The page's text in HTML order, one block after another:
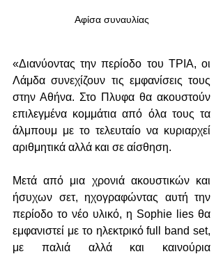
Αφίσα συναυλίας
«Διανύοντας την περίοδο του ΤΡΙΑ, οι
Λάμδα συνεχίζουν τις εμφανίσεις τους
στην Αθήνα. Στο Πλυφα θα ακουστούν
επιλεγμένα κομμάτια από όλα τους τα
άλμπουμ με το τελευταίο να κυριαρχεί
αριθμητικά αλλά και σε αίσθηση.
Μετά από μια χρονιά ακουστικών και
ήσυχων σετ, ηχογραφώντας αυτή την
περίοδο το νέο υλικό, η Sophie lies θα
εμφανιστεί με το ηλεκτρικό full band set,
με παλιά αλλά και καινούρια